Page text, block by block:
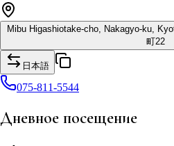
Mibu Higashiotake-cho, Nakagyo-ku,
町22
日本語
075-811-5544
Дневное посещение